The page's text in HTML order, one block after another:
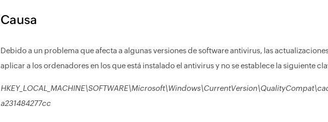
Causa
Debido a un problema que afecta a algunas versiones de software antivirus, las
aplicar a los ordenadores en los que está instalado el antivirus y no se establece la siguiente
a231484277cc